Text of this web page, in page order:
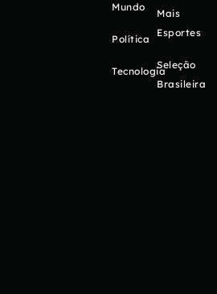
Mundo
Política
Tecnologia
Mais
Esportes
Seleção
Brasileira